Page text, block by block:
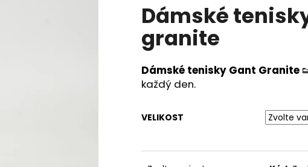
produktu
je
z
5
hvězdiček.
Dámské
granite
Dámské tenisky Gant Granite
každý den.
VELIKOST
HLEDAT